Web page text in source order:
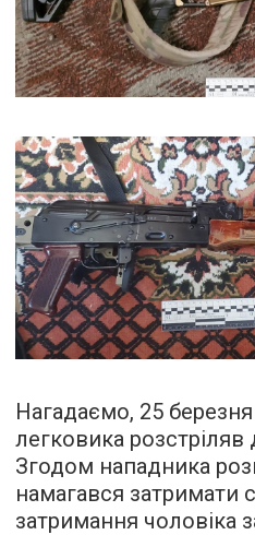
Нагадаємо, 25
легковика розстріляв
Згодом нападника
намагався затримати
затримання чоловіка